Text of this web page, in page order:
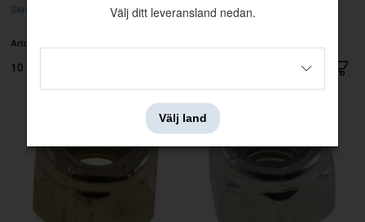
Skruv UNF 3/8-24x1" (25 mm)
Artnr:
10 kr
Mutter UNC 5/16-18 h=6,5 mm
Välj ditt leveransland nedan.
Välj land